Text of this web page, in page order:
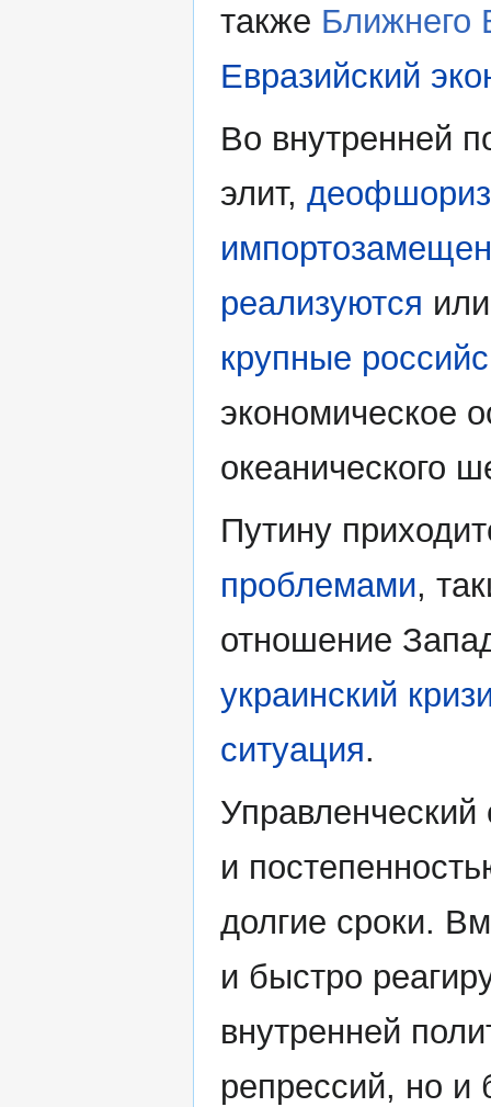
также Ближнего
Евразийский
Во внутренней
элит,
реализуются
крупные
экономическое
океанического
Путину
проблемами,
отношение
украинский
ситуация.
Управленческий
и
долгие сроки.
и быстро
внутренней
репрессий, но и